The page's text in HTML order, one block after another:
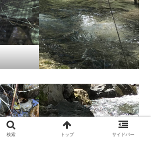
検索 トップ サイドバー